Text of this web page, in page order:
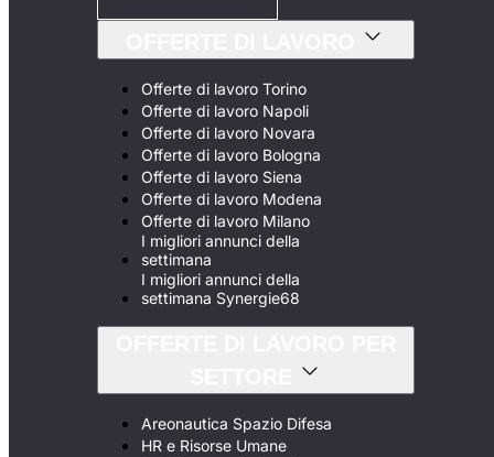
Offerte di lavoro Torino
Offerte di lavoro Napoli
Offerte di lavoro Novara
Offerte di lavoro Bologna
Offerte di lavoro Siena
Offerte di lavoro Modena
Offerte di lavoro Milano
I migliori annunci della
settimana
I migliori annunci della
settimana Synergie68
Areonautica Spazio Difesa
HR e Risorse Umane